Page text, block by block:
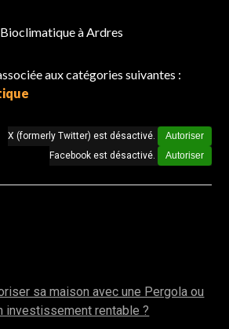
à Ardres
aux catégories suivantes :
X (formerly Twitter) est désactivé.
Autoriser
Facebook est désactivé.
Autoriser
sa maison avec une Pergola ou
investissement rentable ?